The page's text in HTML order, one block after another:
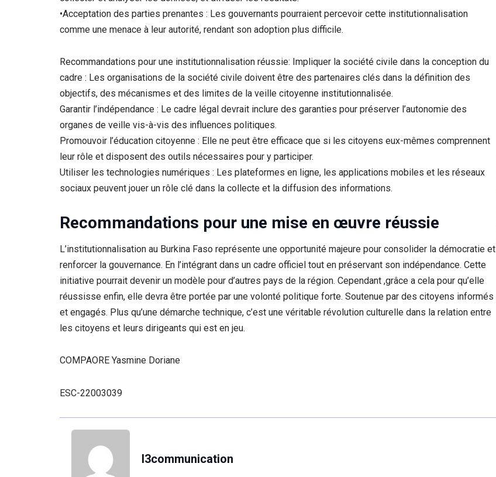
•Acceptation des parties prenantes : Les gouvernants pourraient percevoir cette institutionnalisation
comme une menace à leur autorité, rendant son adoption plus difficile.
Recommandations pour une institutionnalisation réussie: Impliquer la société civile dans la conception du
cadre : Les organisations de la société civile doivent être des partenaires clés dans la définition des
objectifs, des mécanismes et des limites de la veille citoyenne institutionnalisée.
Garantir l’indépendance : Le cadre légal devrait inclure des garanties pour préserver l’autonomie des
organes de veille vis-à-vis des influences politiques.
Promouvoir l’éducation citoyenne : Elle ne peut être efficace que si les citoyens eux-mêmes comprennent
leur rôle et disposent des outils nécessaires pour y participer.
Utiliser les technologies numériques : Les plateformes en ligne, les applications mobiles et les réseaux
sociaux peuvent jouer un rôle clé dans la collecte et la diffusion des informations.
Recommandations pour une mise en œuvre réussie
L’institutionnalisation au Burkina Faso représente une opportunité majeure pour consolider la démocratie et
renforcer la gouvernance. En l’intégrant dans un cadre officiel tout en préservant son indépendance. Cette
initiative pourrait devenir un modèle pour d’autres pays de la région. Cependant ,grâce a cela pour qu’elle
réussisse enfin, elle devra être portée par une volonté politique forte. Soutenue par des citoyens informés
et engagés. Plus qu’une démarche technique, c’est une véritable révolution culturelle dans la relation entre
les citoyens et leurs dirigeants qui est en jeu.
COMPAORE Yasmine Doriane
ESC-22003039
l3communication